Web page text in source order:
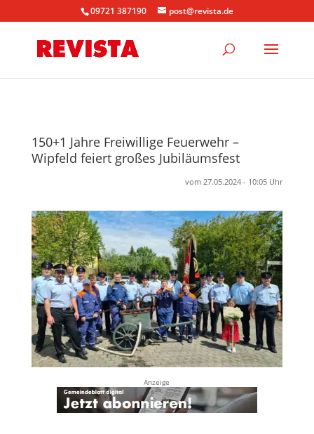
09721 387190 post@revista.de
150+1 Jahre Freiwillige Feuerwehr –
Wipfeld feiert großes Jubiläumsfest
vom 27.05.2024 - 10:05 Uhr
Anzeige